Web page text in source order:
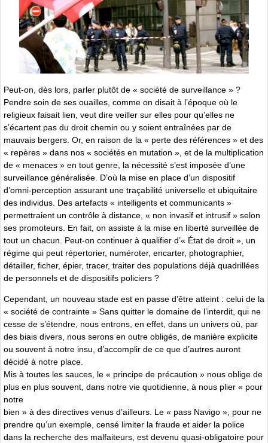
Peut-on, dès lors, parler plutôt de « société de surveillance » ?
Pendre soin de ses ouailles, comme on disait à l’époque où le
religieux faisait lien, veut dire veiller sur elles pour qu’elles ne
s’écartent pas du droit chemin ou y soient entraînées par de
mauvais bergers. Or, en raison de la « perte des références » et des
« repères » dans nos « sociétés en mutation », et de la multiplication
de « menaces » en tout genre, la nécessité s’est imposée d’une
surveillance généralisée. D’où la mise en place d’un dispositif
d’omni-perception assurant une traçabilité universelle et ubiquitaire
des individus. Des artefacts « intelligents et communicants »
permettraient un contrôle à distance, « non invasif et intrusif » selon
ses promoteurs. En fait, on assiste à la mise en liberté surveillée de
tout un chacun. Peut-on continuer à qualifier d’« État de droit », un
régime qui peut répertorier, numéroter, encarter, photographier,
détailler, ficher, épier, tracer, traiter des populations déjà quadrillées
de personnels et de dispositifs policiers ?
Cependant, un nouveau stade est en passe d’être atteint : celui de la
« société de contrainte » Sans quitter le domaine de l’interdit, qui ne
cesse de s’étendre, nous entrons, en effet, dans un univers où, par
des biais divers, nous serons en outre obligés, de manière explicite
ou souvent à notre insu, d’accomplir de ce que d’autres auront
décidé à notre place.
Mis à toutes les sauces, le « principe de précaution » nous oblige de
plus en plus souvent, dans notre vie quotidienne, à nous plier « pour
notre
bien » à des directives venus d’ailleurs. Le « pass Navigo », pour ne
prendre qu’un exemple, censé limiter la fraude et aider la police
dans la recherche des malfaiteurs, est devenu quasi-obligatoire pour